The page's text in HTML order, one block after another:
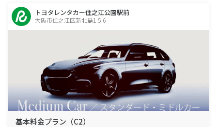
トヨタレンタカー住之江公園駅前
大阪市住之江区新北島1-5-6
基本料金プラン（C2）